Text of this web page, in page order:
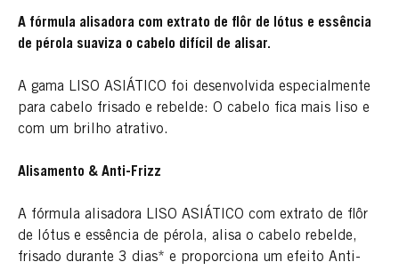
A fórmula alisadora com extrato de flôr de lótus e essência
de pérola suaviza o cabelo difícil de alisar.
A gama LISO ASIÁTICO foi desenvolvida especialmente
para cabelo frisado e rebelde: O cabelo fica mais liso e
com um brilho atrativo.
Alisamento & Anti-Frizz
A fórmula alisadora LISO ASIÁTICO com extrato de flôr
de lótus e essência de pérola, alisa o cabelo rebelde,
frisado durante 3 dias* e proporciona um efeito Anti-